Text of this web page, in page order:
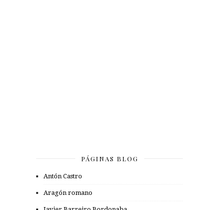
PÁGINAS BLOG
Antón Castro
Aragón romano